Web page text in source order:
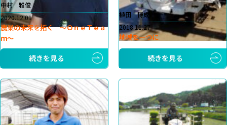
中村 雅俊
2020.12.01
農業の未来を拓く ～ＯｎｅＴｅａ
ｍ～
続きを見る
植田 博成
2018.11.27
地域を一つに
続きを見る